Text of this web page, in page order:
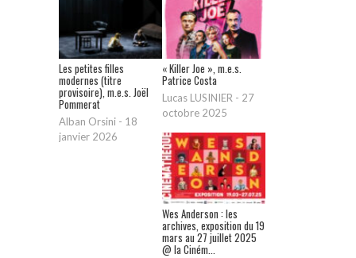
Les petites filles
modernes (titre
provisoire), m.e.s. Joël
Pommerat
Alban Orsini - 18
janvier 2026
« Killer Joe », m.e.s.
Patrice Costa
Lucas LUSINIER - 27
octobre 2025
Wes Anderson : les
archives, exposition du 19
mars au 27 juillet 2025
@ la Ciném...